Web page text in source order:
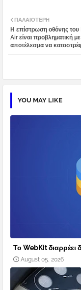
ΠΑΛΑΙΌΤΕΡΗ
Η επίστρωση οθόνης
Air είναι προβληματική με
αποτέλεσμα να
YOU MAY LIKE
Το WebKit
August 05, 2026